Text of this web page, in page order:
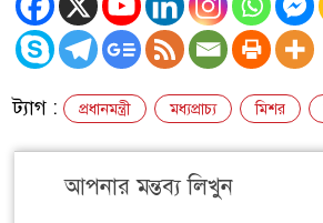
ট্যাগ : প্রধানমন্ত্রী মধ্যপ্রাচ্য মিশর
আপনার মন্তব্য লিখুন